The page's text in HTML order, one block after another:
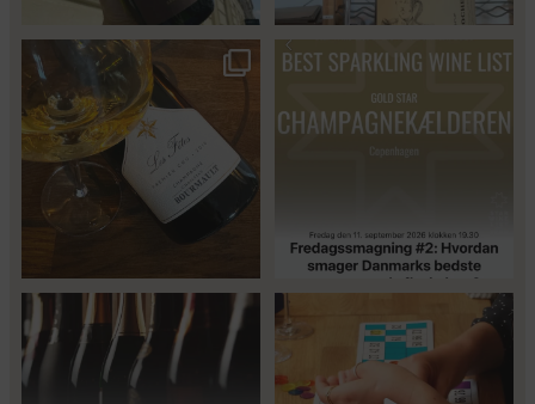
1
Christian Bourmalt, Les Fetes
2018 🍾
Fredagssmagningerne lever – og
Er du helt ny indenfor champagne,
og gerne vil...
champagne? Nææææ…
Kan
man
...